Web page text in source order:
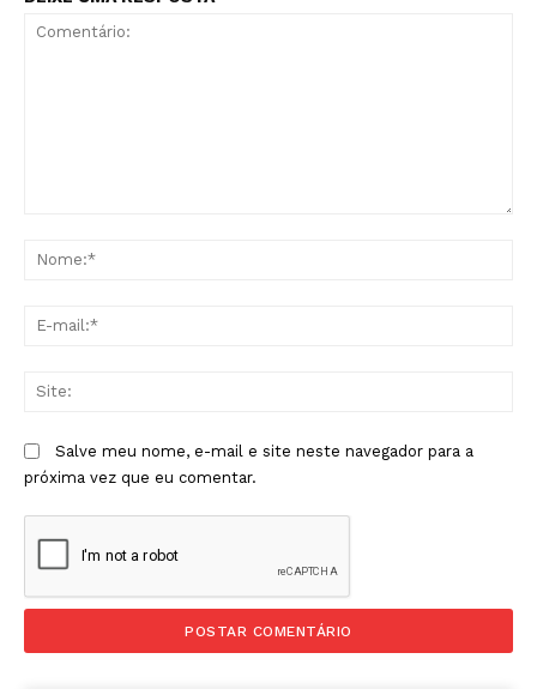
Salve meu nome, e-mail e site neste navegador para a
próxima vez que eu comentar.